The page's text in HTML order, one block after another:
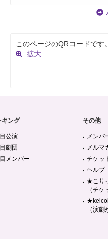
このページのQRコードです。
拡大
キング
公演
劇団
メンバー
その他
メンバ
メルマ
チケッ
ヘルプ
★こり
（チケ
（演